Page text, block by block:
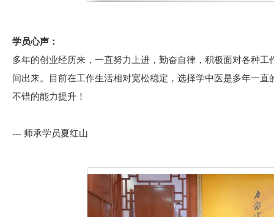
学员心声：
多年的创业经历来，一直努力上进，勤奋自律，积极面对各种
间出来。目前在工作生活相对宽松稳定，选择学中医是多年一
不错的能力提升！
--- 师承学员夏红山